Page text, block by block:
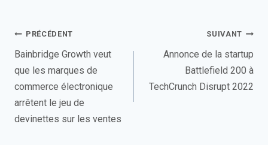
Navigation
de
l’article
PRÉCÉDENT
Bainbridge Growth veut
que les marques de
commerce électronique
arrêtent le jeu de
devinettes sur les ventes
SUIVANT
Annonce de la startup
Battlefield 200 à
TechCrunch Disrupt 2022